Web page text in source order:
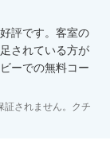
評です。客室の
されている方が
ーでの無料コー
されません。クチ